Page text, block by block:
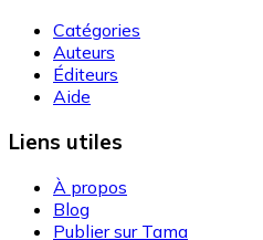
Catégories
Auteurs
Éditeurs
Aide
Liens utiles
À propos
Blog
Publier sur Tama